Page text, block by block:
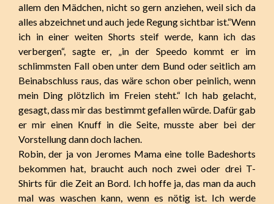
allem den Mädchen, nicht so gern anziehen, weil sich da
alles abzeichnet und auch jede Regung sichtbar ist.“Wenn
ich in einer weiten Shorts steif werde, kann ich das
verbergen“, sagte er, „in der Speedo kommt er im
schlimmsten Fall oben unter dem Bund oder seitlich am
Beinabschluss raus, das wäre schon ober peinlich, wenn
mein Ding plötzlich im Freien steht.“ Ich hab gelacht,
gesagt, dass mir das bestimmt gefallen würde. Dafür gab
er mir einen Knuff in die Seite, musste aber bei der
Vorstellung dann doch lachen.
Robin, der ja von Jeromes Mama eine tolle Badeshorts
bekommen hat, braucht auch noch zwei oder drei T-
Shirts für die Zeit an Bord. Ich hoffe ja, das man da auch
mal was waschen kann, wenn es nötig ist. Ich werde